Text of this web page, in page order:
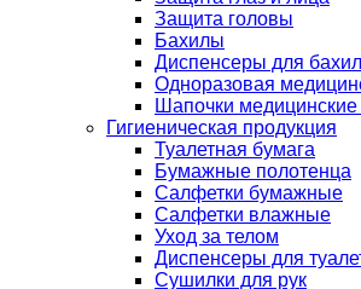
Защита головы
Бахилы
Диспенсеры для бахил
Одноразовая
Шапочки
Гигиеническая продукция
Туалетная бумага
Бумажные полотенца
Салфетки бумажные
Салфетки влажные
Уход за телом
Диспенсеры для
Сушилки для рук